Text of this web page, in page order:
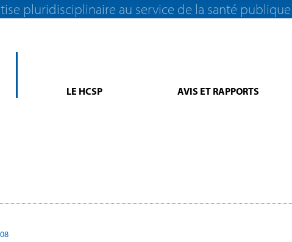
pluridisciplinaire au service de la santé publique
LE HCSP AVIS ET RAPPORTS